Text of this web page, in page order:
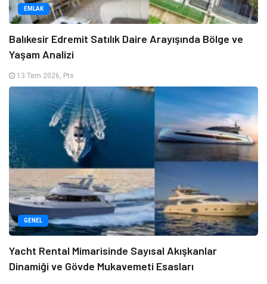
EMLAK
Balıkesir Edremit Satılık Daire Arayışında Bölge ve
Yaşam Analizi
13 Tem 2026, Pts
GENEL
Yacht Rental Mimarisinde Sayısal Akışkanlar
Dinamiği ve Gövde Mukavemeti Esasları